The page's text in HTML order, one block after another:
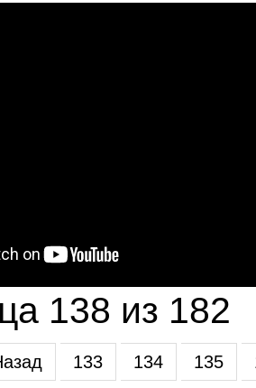
138 из 182
133 134 135